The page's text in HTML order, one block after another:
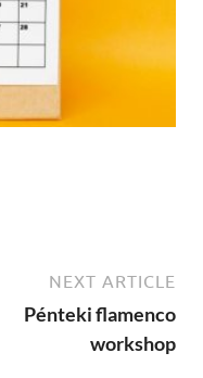
NEXT ARTICLE
Pénteki flamenco
workshop